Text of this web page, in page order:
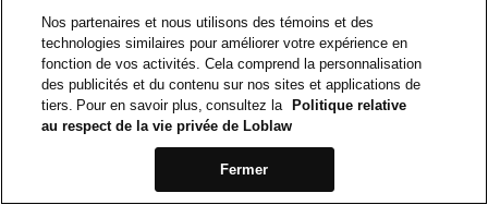
Nos partenaires et nous utilisons des témoins et des
technologies similaires pour améliorer votre expérience en
fonction de vos activités. Cela comprend la personnalisation
des publicités et du contenu sur nos sites et applications de
tiers. Pour en savoir plus, consultez la
Politique relative
au respect de la vie privée de Loblaw
Fermer